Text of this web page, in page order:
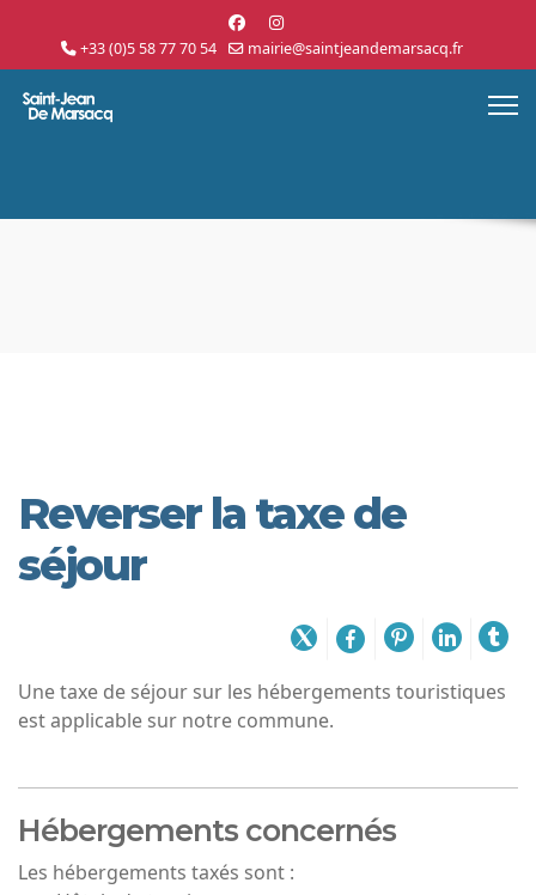
+33 (0)5 58 77 70 54 mairie@saintjeandemarsacq.fr
Reverser la taxe de
séjour
Une taxe de séjour sur les hébergements touristiques
est applicable sur notre commune.
Hébergements concernés
Les hébergements taxés sont :